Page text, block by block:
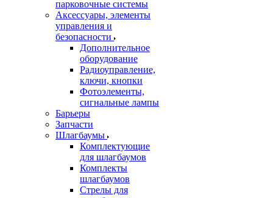
парковочные системы
Аксессуары, элементы
управления и
безопасности
Дополнительное
оборудование
Радиоуправление,
ключи, кнопки
Фотоэлементы,
сигнальные лампы
Барьеры
Запчасти
Шлагбаумы
Комплектующие
для шлагбаумов
Комплекты
шлагбаумов
Стрелы для